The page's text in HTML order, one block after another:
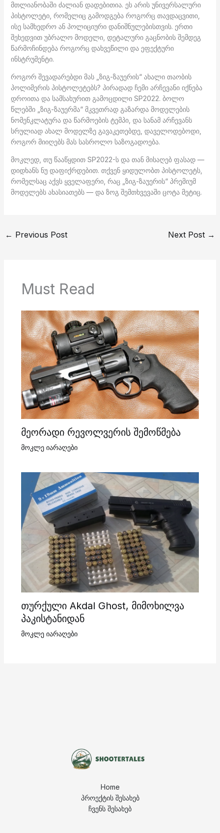
მთლიანობაში ძალიან დადებითია. ეს არის უნივერსალური
პისტოლეტი, რომელიც გამოდგება როგორც თავდაცვითი,
ისე სამხედრო ან პოლიციური დანიშნულებისთვის. ერთი
შეხედვით უბრალო მოდელი, დეტალური გაცნობის შემდეგ
წარმოჩინდება როგორც დახვეწილი და ეფექტური
ინსტრუმენტი.
როგორ შევადარებდი მას „ზიგ-ზაუერის“ ახალი თაობის
პოლიმერის პისტოლეტებს? პირადად ჩემი არჩევანი იქნება
დროითა და სამსახურით გამოცდილი SP2022. ბოლო
წლებში „ზიგ-ზაუერმა“ მკვეთრად გაზარდა მოდელების
ნომენკლატურა და წარმოების ტემპი, და სანამ არჩევანს
სრულიად ახალ მოდელზე გავაკეთებდე, დაველოდებოდი,
როგორ მიიღებს მას სასროლო საზოგადოება.
მოკლედ, თუ წააწყდით SP2022-ს და თან მისაღებ ფასად —
დიდხანს ნუ დაფიქრდებით. თქვენ ყიდულობთ პისტოლეტს,
რომელსაც აქვს ყველაფერი, რაც „ზიგ-ზაუერის“ პრემიუმ
მოდელებს ახასიათებს — და ზოგ შემთხვევაში ცოტა მეტიც.
← Previous Post Next Post →
Must Read
მეორადი რევოლვერის შემოწმება
მოკლე იარაღები
თურქული Akdal Ghost, მიმოხილვა
პაკისტანიდან
მოკლე იარაღები
Home
პროექტის შესახებ
ჩვენს შესახებ